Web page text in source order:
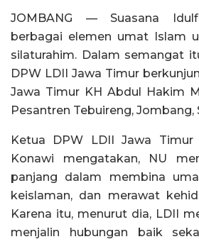
JOMBANG — Suasana
berbagai elemen umat Islam
silaturahim. Dalam semangat
DPW LDII Jawa Timur
Jawa Timur KH Abdul Hakim
Pesantren Tebuireng,
Ketua DPW LDII Jawa Timur
Konawi mengatakan, NU
panjang dalam membina
keislaman, dan merawat
Karena itu, menurut dia, LDII
menjalin hubungan baik